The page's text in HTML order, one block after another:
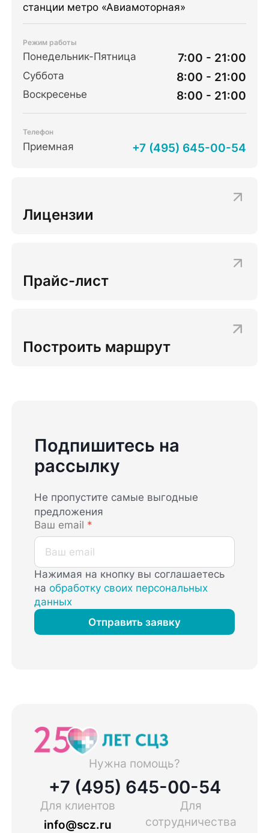
станции метро «Авиамоторная»
Режим работы
Понедельник-Пятница 7:00 - 21:00
Суббота 8:00 - 21:00
Воскресенье 8:00 - 21:00
Телефон
Приемная +7 (495) 645-00-54
Лицензии
Прайс-лист
Построить маршрут
Подпишитесь на
рассылку
Не пропустите самые выгодные
предложения
Ваш email *
Нажимая на кнопку вы соглашаетесь
наобработку своих персональных
данных
Отправить заявку
Нужна помощь?
+7 (495) 645-00-54
Для клиентов
info@scz.ru
Для
сотрудничества